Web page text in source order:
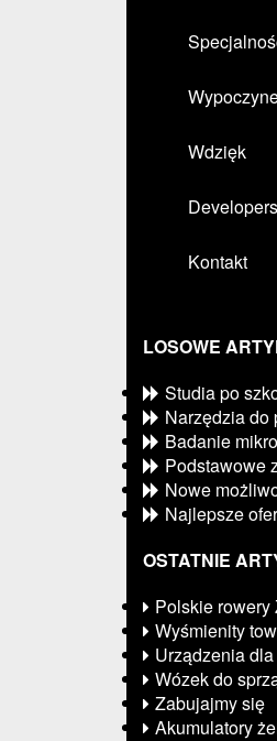
Wdzięk
Developers
Kontakt
LOSOWE
Studia po
Narzędzia do
Badanie
Podstawowe
Nowe
Najlepsze
OSTATNIE
Polskie rowery
Wyśmienity
Urządzenia
Wózek do
Zabujajmy się
Akumulatory